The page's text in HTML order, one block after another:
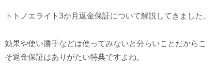
トトノエライト3か月返金保証について解説してきました。
効果や使い勝手などは使ってみないと分らいことだからこ
そ返金保証はありがたい特典ですよね。